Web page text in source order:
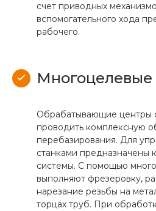
счет приводных
вспомогательного хода
рабочего.
Многоцелевые
Обрабатывающие центры
проводить комплексную
перебазирования. Для
станками предназначены
системы. С помощью
выполняют фрезеровку,
нарезание резьбы на
торцах труб. При